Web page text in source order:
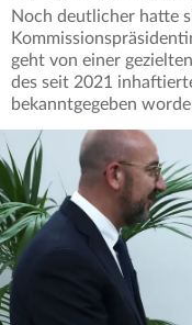
Noch deutlicher hatte
geht von einer
des seit 2021
bekanntgegeben